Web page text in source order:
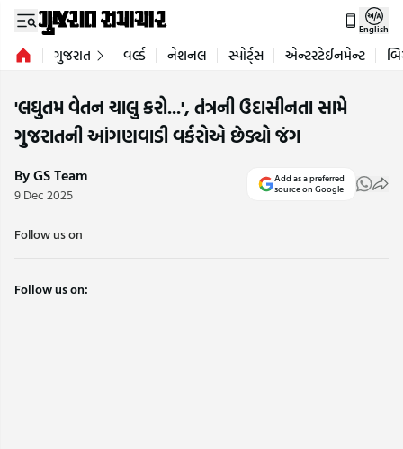
English
ગુજરાત વર્લ્ડ નેશનલ સ્પોર્ટ્સ એન્ટરટેઈનમેન્ટ
'લઘુતમ વેતન ચાલુ કરો...', તંત્રની ઉદાસીનતા સામે
ગુજરાતની આંગણવાડી વર્કરોએ છેડ્યો જંગ
By GS Team
9 Dec 2025
Add as a preferred
source on Google
Follow us on
Follow us on: